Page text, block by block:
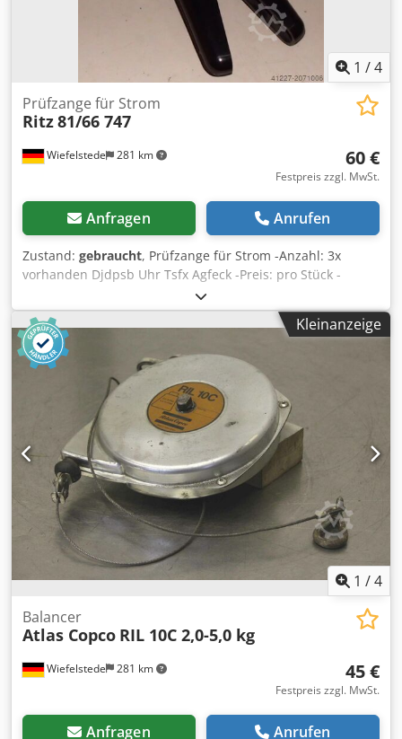
1 /4
Wiefelstede 281 km
Prüfzange für Strom
Ritz81/66 747
60 €
Festpreis zzgl. MwSt.
Anfragen Anrufen
Zustand: gebraucht, Prüfzange für Strom -Anzahl: 3x
vorhanden Djdpsb Uhr Tsfx Agfeck -Preis: pro Stück -
Kleinanzeige
1 /4
Wiefelstede 281 km
Balancer
Atlas Copco RIL 10C 2,0-5,0 kg
45 €
Festpreis zzgl. MwSt.
Anfragen Anrufen